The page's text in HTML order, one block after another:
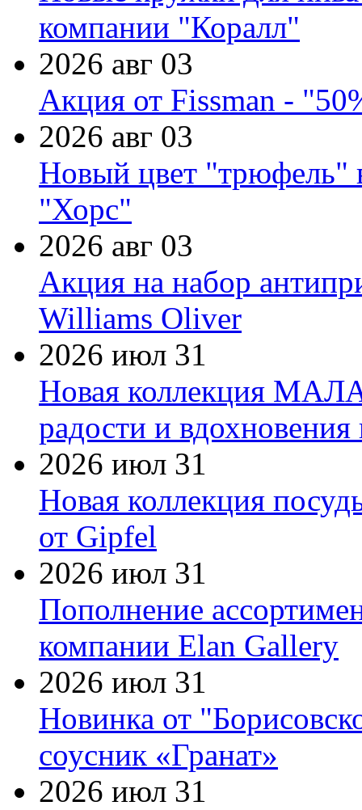
компании "Коралл"
2026 авг 03
Акция от Fissman -
2026 авг 03
Новый цвет "трюфель"
"Хорс"
2026 авг 03
Акция на набор
Williams Oliver
2026 июл 31
Новая коллекция
радости и
2026 июл 31
Новая коллекция
от Gipfel
2026 июл 31
Пополнение
компании Elan Gallery
2026 июл 31
Новинка от
соусник «Гранат»
2026 июл 31